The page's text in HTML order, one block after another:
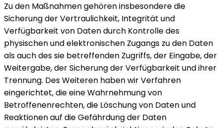
Zu den Maßnahmen gehören insbesondere die
Sicherung der Vertraulichkeit, Integrität und
Verfügbarkeit von Daten durch Kontrolle des
physischen und elektronischen Zugangs zu den Daten
als auch des sie betreffenden Zugriffs, der Eingabe, der
Weitergabe, der Sicherung der Verfügbarkeit und ihrer
Trennung. Des Weiteren haben wir Verfahren
eingerichtet, die eine Wahrnehmung von
Betroffenenrechten, die Löschung von Daten und
Reaktionen auf die Gefährdung der Daten